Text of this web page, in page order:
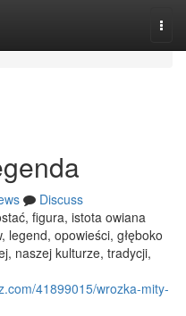
Discuss
figura, istota owiana
legend, opowieści, głęboko
naszej kulturze, tradycji,
41899015/wrozka-mity-